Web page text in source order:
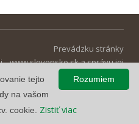
Prevádzku stránky
www.slovensko.sk a správu jej
obsahu zabezpečuje
Národná agentúra pre sieťové a
Rozumiem
tejto
na vašom
cookie. Zistiť viac